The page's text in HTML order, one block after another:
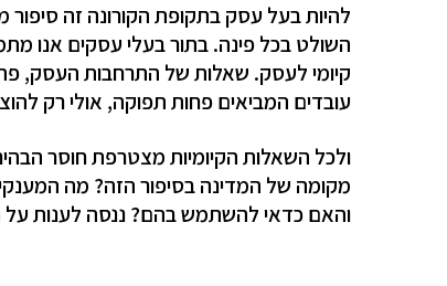
להיות בעל עסק בתקופת הקורונה זה
השולט בכל פינה. בתור בעלי עסקים אנו
קיומי לעסק. שאלות של התרחבות העסק,
עובדים המביאים פחות תפוקה, אולי רק
ולכל השאלות הקיומיות מצטרפת חוסר
מקומה של המדינה בסיפור הזה? מה
והאם כדאי להשתמש בהם? ננסה לענות